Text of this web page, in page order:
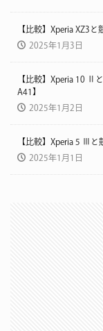
【比較】Xperia XZ3
2025年1月3日
【比較】Xperia 10 Ⅱ
A41】
2025年1月2日
【比較】Xperia 5 Ⅲ
2025年1月1日